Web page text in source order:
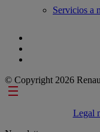
Servicios a
© Copyright 2026
Footer links
Legal